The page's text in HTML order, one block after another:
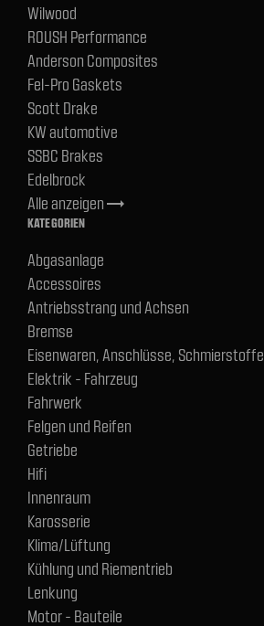
Wilwood
ROUSH Performance
Anderson Composites
Fel-Pro Gaskets
Scott Drake
KW automotive
SSBC Brakes
Edelbrock
Alle anzeigentrending_flat
KATEGORIEN
Abgasanlage
Accessoires
Antriebsstrang und Achsen
Bremse
Eisenwaren, Anschlüsse, Schmierstoffe
Elektrik - Fahrzeug
Fahrwerk
Felgen und Reifen
Getriebe
Hifi
Innenraum
Karosserie
Klima/Lüftung
Kühlung und Riementrieb
Lenkung
Motor - Bauteile